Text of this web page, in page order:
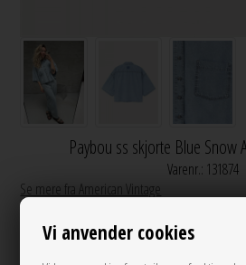
Vi anvender cookies
Paybou ss skjorte Blue Snow
Varenr.: 131874
Se mere fra American Vintage
950,00